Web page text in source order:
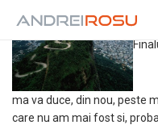
ma va duce, din nou, peste
care nu am mai fost si,